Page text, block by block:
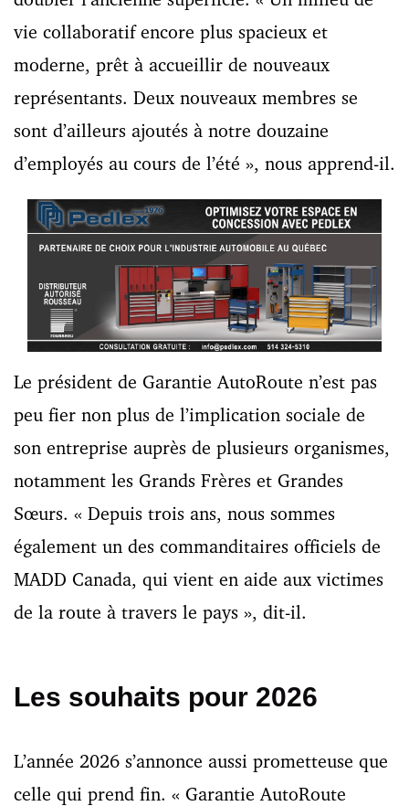
vie collaboratif encore plus spacieux et
moderne, prêt à accueillir de nouveaux
représentants. Deux nouveaux membres se
sont d’ailleurs ajoutés à notre douzaine
d’employés au cours de l’été », nous apprend-il.
Le président de Garantie AutoRoute n’est pas
peu fier non plus de l’implication sociale de
son entreprise auprès de plusieurs organismes,
notamment les Grands Frères et Grandes
Sœurs. « Depuis trois ans, nous sommes
également un des commanditaires officiels de
MADD Canada, qui vient en aide aux victimes
de la route à travers le pays », dit-il.
Les souhaits pour 2026
L’année 2026 s’annonce aussi prometteuse que
celle qui prend fin. « Garantie AutoRoute